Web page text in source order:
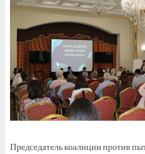
Председатель коалиции против